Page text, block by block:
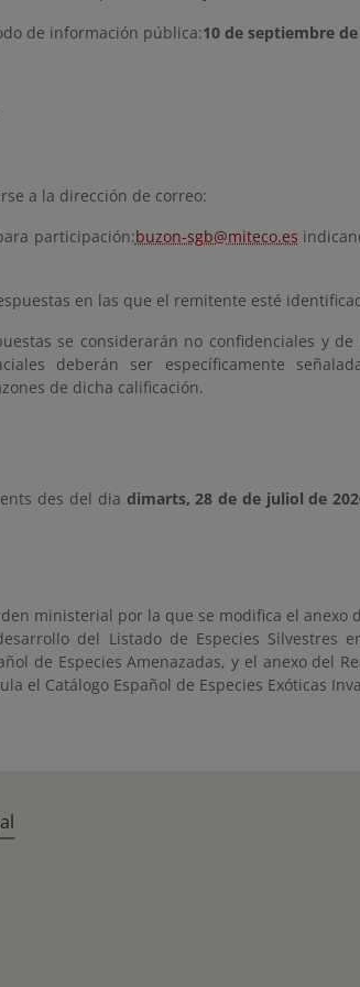
de información pública:10 de septiembre de
a la dirección de correo:
participación:buzon-sgb@miteco.es
en las que el remitente esté
se considerarán no confidenciales y
deberán ser específicamente
de dicha calificación.
des del dia dimarts, 28 de de juliol de
ministerial por la que se modifica el anexo
del Listado de Especies Silvestres
de Especies Amenazadas, y el anexo del
el Catálogo Español de Especies Exóticas